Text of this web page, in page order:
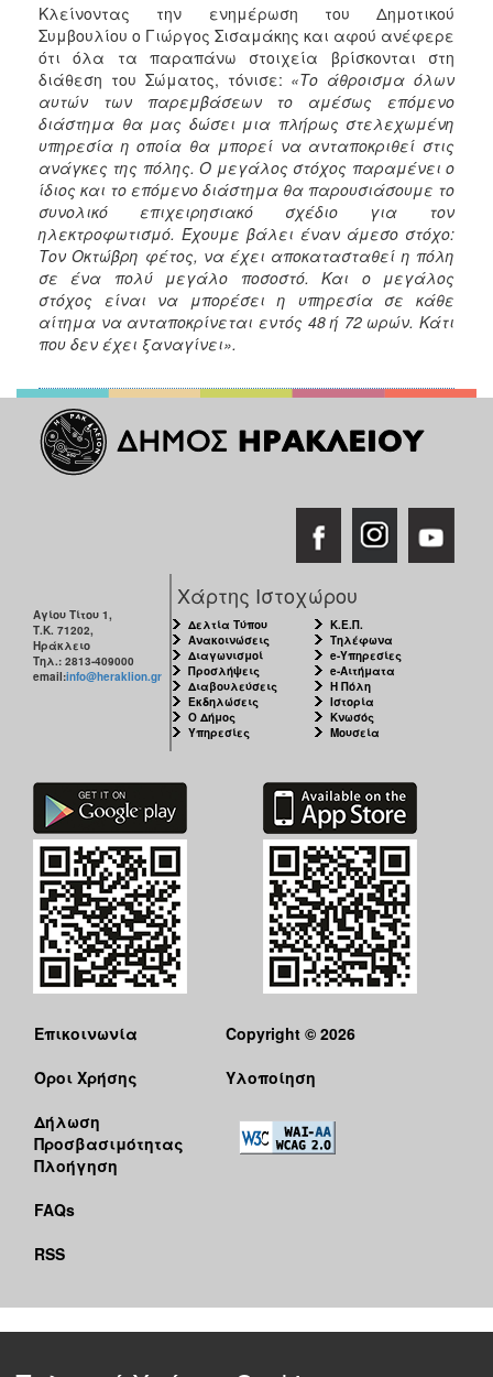
Κλείνοντας την ενημέρωση του Δημοτικού
Συμβουλίου ο Γιώργος Σισαμάκης και αφού ανέφερε
ότι όλα τα παραπάνω στοιχεία βρίσκονται στη
διάθεση του Σώματος, τόνισε: «Το άθροισμα όλων
αυτών των παρεμβάσεων το αμέσως επόμενο
διάστημα θα μας δώσει μια πλήρως στελεχωμένη
υπηρεσία η οποία θα μπορεί να ανταποκριθεί στις
ανάγκες της πόλης. Ο μεγάλος στόχος παραμένει ο
ίδιος και το επόμενο διάστημα θα παρουσιάσουμε το
συνολικό επιχειρησιακό σχέδιο για τον
ηλεκτροφωτισμό. Έχουμε βάλει έναν άμεσο στόχο:
Τον Οκτώβρη φέτος, να έχει αποκατασταθεί η πόλη
σε ένα πολύ μεγάλο ποσοστό. Και ο μεγάλος
στόχος είναι να μπορέσει η υπηρεσία σε κάθε
αίτημα να ανταποκρίνεται εντός 48 ή 72 ωρών. Κάτι
που δεν έχει ξαναγίνει».
Αγίου Τίτου 1,
Τ.Κ. 71202,
Ηράκλειο
Τηλ.: 2813-409000
email:info@heraklion.gr
Χάρτης Ιστοχώρου
Δελτία Τύπου
Ανακοινώσεις
Διαγωνισμοί
Προσλήψεις
Διαβουλεύσεις
Εκδηλώσεις
Ο Δήμος
Υπηρεσίες
Κ.Ε.Π.
Τηλέφωνα
e-Υπηρεσίες
e-Αιτήματα
Η Πόλη
Ιστορία
Κνωσός
Μουσεία
Επικοινωνία
Όροι Χρήσης
Δήλωση
Προσβασιμότητας
Πλοήγηση
FAQs
RSS
Copyright © 2026
Υλοποίηση